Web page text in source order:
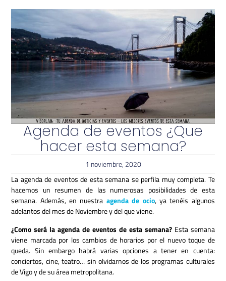
Agenda de eventos ¿Que
hacer esta semana?
1 noviembre, 2020
La agenda de eventos de esta semana se perfila muy completa. Te
hacemos un resumen de las numerosas posibilidades de esta
semana. Además, en nuestra agenda de ocio, ya tenéis algunos
adelantos del mes de Noviembre y del que viene.
¿Como será la agenda de eventos de esta semana?Esta semana
viene marcada por los cambios de horarios por el nuevo toque de
queda. Sin embargo habrá varias opciones a tener en cuenta:
conciertos, cine, teatro… sin olvidarnos de los programas culturales
de Vigo y de su área metropolitana.